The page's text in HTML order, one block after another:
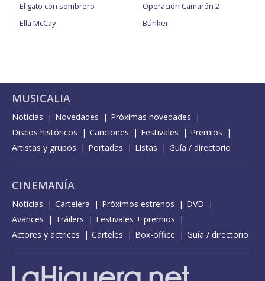
El gato con sombrero
Ella McCay
Operación Camarón 2
Búnker
MUSICALIA
Noticias Novedades
Próximas novedades
Discos históricos
Canciones Festivales
Premios
Artistas y grupos
Portadas Listas Guía / directorio
CINEMANÍA
Noticias Cartelera Próximos estrenos
DVD
Avances
Tráilers
Festivales + premios
Actores y actrices
Carteles Box-office Guía / directorio